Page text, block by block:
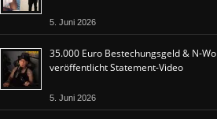
5. Juni 2026
35.000 Euro Bestechungsgeld & N-
veröffentlicht Statement-Video
5. Juni 2026